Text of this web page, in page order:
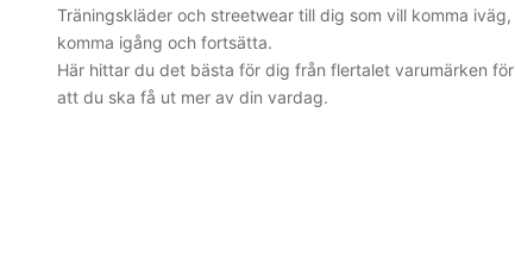
Träningskläder och streetwear till dig som vill komma iväg,
komma igång och fortsätta.
Här hittar du det bästa för dig från flertalet varumärken för
att du ska få ut mer av din vardag.